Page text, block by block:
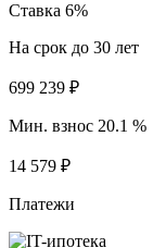
Ставка 6%
На срок до 30 лет
699 239 ₽
Мин. взнос 20.1 %
14 579 ₽
Платежи